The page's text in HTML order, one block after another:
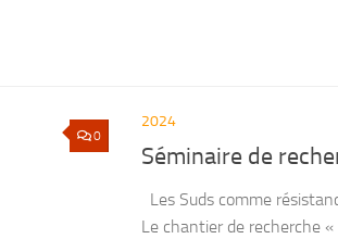
0
2024
Séminaire de
Les Suds comme
Le chantier de recherche